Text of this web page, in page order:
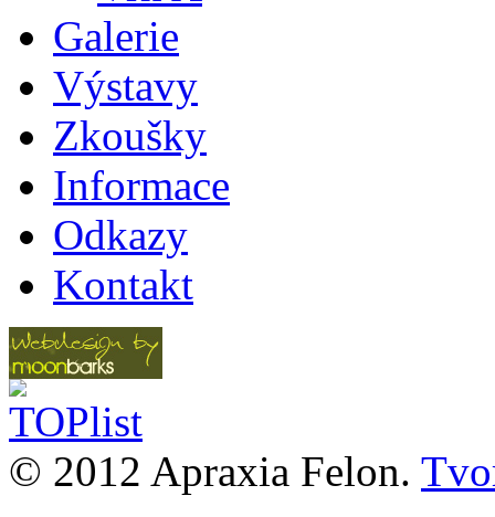
Galerie
Výstavy
Zkoušky
Informace
Odkazy
Kontakt
© 2012 Apraxia Felon.